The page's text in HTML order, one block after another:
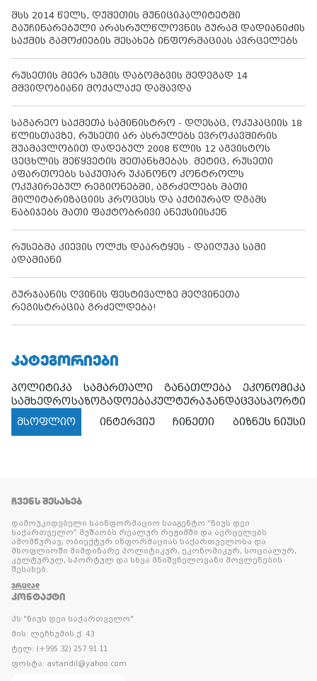
შსს 2014 წელს, დუშეთის მუნიციპალიტეტში
გაუჩინარებული არასრულწლოვნის გურამ დადიანიძის
საქმის გამოძიების შესახებ ინფორმაციას ავრცელებს
რუსეთის მიერ სუმის დაბომბვის შედეგად 14
მშვიდობიანი მოქალაქე დაშავდა
საგარეო საქმეთა სამინისტრო - დღესაც, ოკუპაციის 18
წლისთავზე, რუსეთი არ ასრულებს ევროკავშირის
შუამავლობით დადებულ 2008 წლის 12 აგვისტოს
ცეცხლის შეწყვეტის შეთანხმებას. მეტიც, რუსეთი
აფართოებს საკუთარ უკანონო კონტროლს
ოკუპირებულ რეგიონებში, აგრძელებს მათი
მილიტარიზაციის პროცესს და აქტიურად დგამს
ნაბიჯებს მათი ფაქტობრივი ანექსიისკენ
რუსებმა კიევის ოლქს დაარტყეს - დაიღუპა სამი
ადამიანი
გურჯაანის ღვინის ფესტივალზე მეღვინეთა
რეგისტრაცია გრძელდება!
ᲙᲐᲢᲔᲒᲝᲠᲘᲔᲑᲘ
პოლიტიკა სამართალი განათლება
ეკონომიკა
სამხედროსაზოგადოებაკულტურაჯანდაცვასპორტი
მსოფლიო
ინტერვიუ ჩინეთი ბიზნეს ნიუსი
ᲩᲕᲔᲜᲡ ᲨᲔᲡᲐᲮᲔᲑ
დამოუკიდებელი საინფორმაციო სააგენტო “ნიუს დეი
საქართველო” მუშაობს რეალურ რეჟიმში და ავრცელებს
ამომწურავ, ობიექტურ ინფორმაციას საქართველოსა და
მსოფლიოში მიმდინარე პოლიტიკურ, ეკონომიკურ, სოციალურ,
კულტურულ, სპორტულ და სხვა მნიშვნელოვანი მოვლენების
შესახებ.
ᲕᲠᲪᲚᲐᲓ
ᲙᲝᲜᲢᲐᲥᲢᲘ
პს "ნიუს დეი საქართველო"
მის: ლეჩხუმის ქ. 43
ტელ: (+995 32) 257 91 11
ფოსტა: avtandil@yahoo.com